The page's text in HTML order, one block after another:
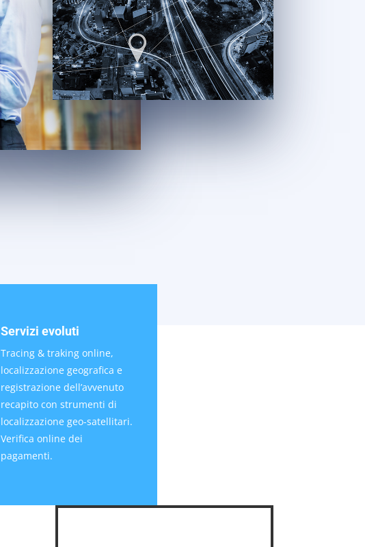
Servizi evoluti
Tracing & traking online,
localizzazione geografica e
registrazione dell’avvenuto
recapito con strumenti di
localizzazione geo-satellitari.
Verifica online dei
pagamenti.